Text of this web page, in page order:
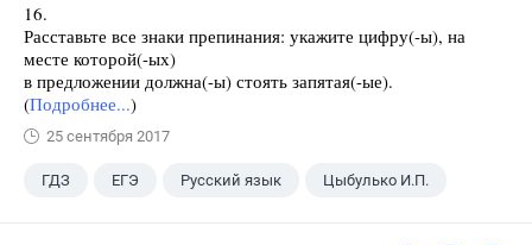
16.
Расставьте все знаки препинания: укажите цифру(-ы), на
месте которой(-ых)
в предложении должна(-ы) стоять запятая(-ые).
(Подробнее...)
25 сентября 2017
ГДЗ ЕГЭ Русский язык Цыбулько И.П.